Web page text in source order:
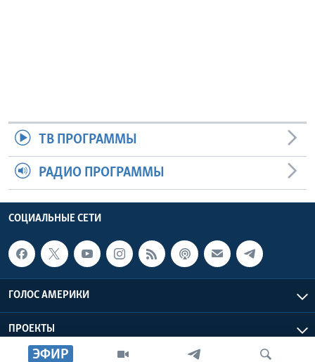
ЭФИР
ТВ ПРОГРАММЫ
РАДИО ПРОГРАММЫ
СОЦИАЛЬНЫЕ СЕТИ
ГОЛОС АМЕРИКИ
ПРОЕКТЫ